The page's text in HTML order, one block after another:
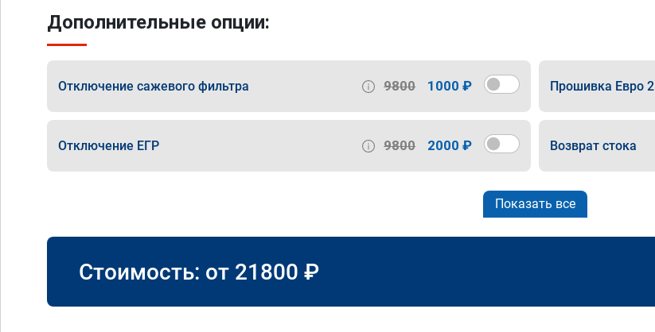
Дополнительные опции:
Отключение сажевого фильтра 9800 1000 ₽ Прошивка Евро 2
Отключение ЕГР 9800 2000 ₽ Возврат стока
Показать все
Стоимость: от 21800 ₽